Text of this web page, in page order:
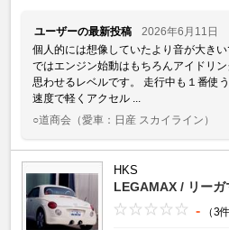
ユーザーの最新投稿
2026年6月11日
個人的には想像していたより音が大き
ではエンジン始動はもちろんアイドリ
思わせるレベルです。 走行中も１番使
速度で軽くアクセル ...
○道商会 （愛車：日産 スカイライン）
HKS
LEGAMAX / リーガ
- （3